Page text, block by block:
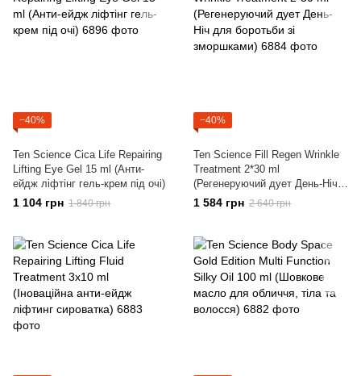
−40%
Ten Science Cica Life Repairing
Lifting Eye Gel 15 ml (Анти-
ейдж ліфтінг гель-крем під очі)
1 104 грн 1 840 грн
−40%
Ten Science Fill Regen Wrinkle
Treatment 2*30 ml
(Регенеруючий дует День-Ніч
для боротьби зі зморшками)
1 584 грн 2 640 грн